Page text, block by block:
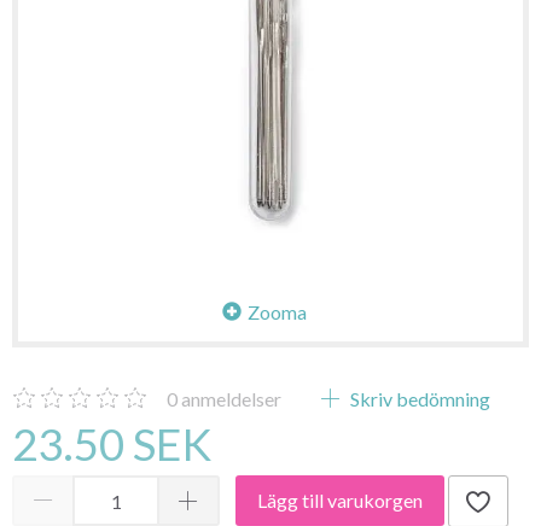
Zooma
0 anmeldelser Skriv bedömning
23.50 SEK
Lägg till varukorgen